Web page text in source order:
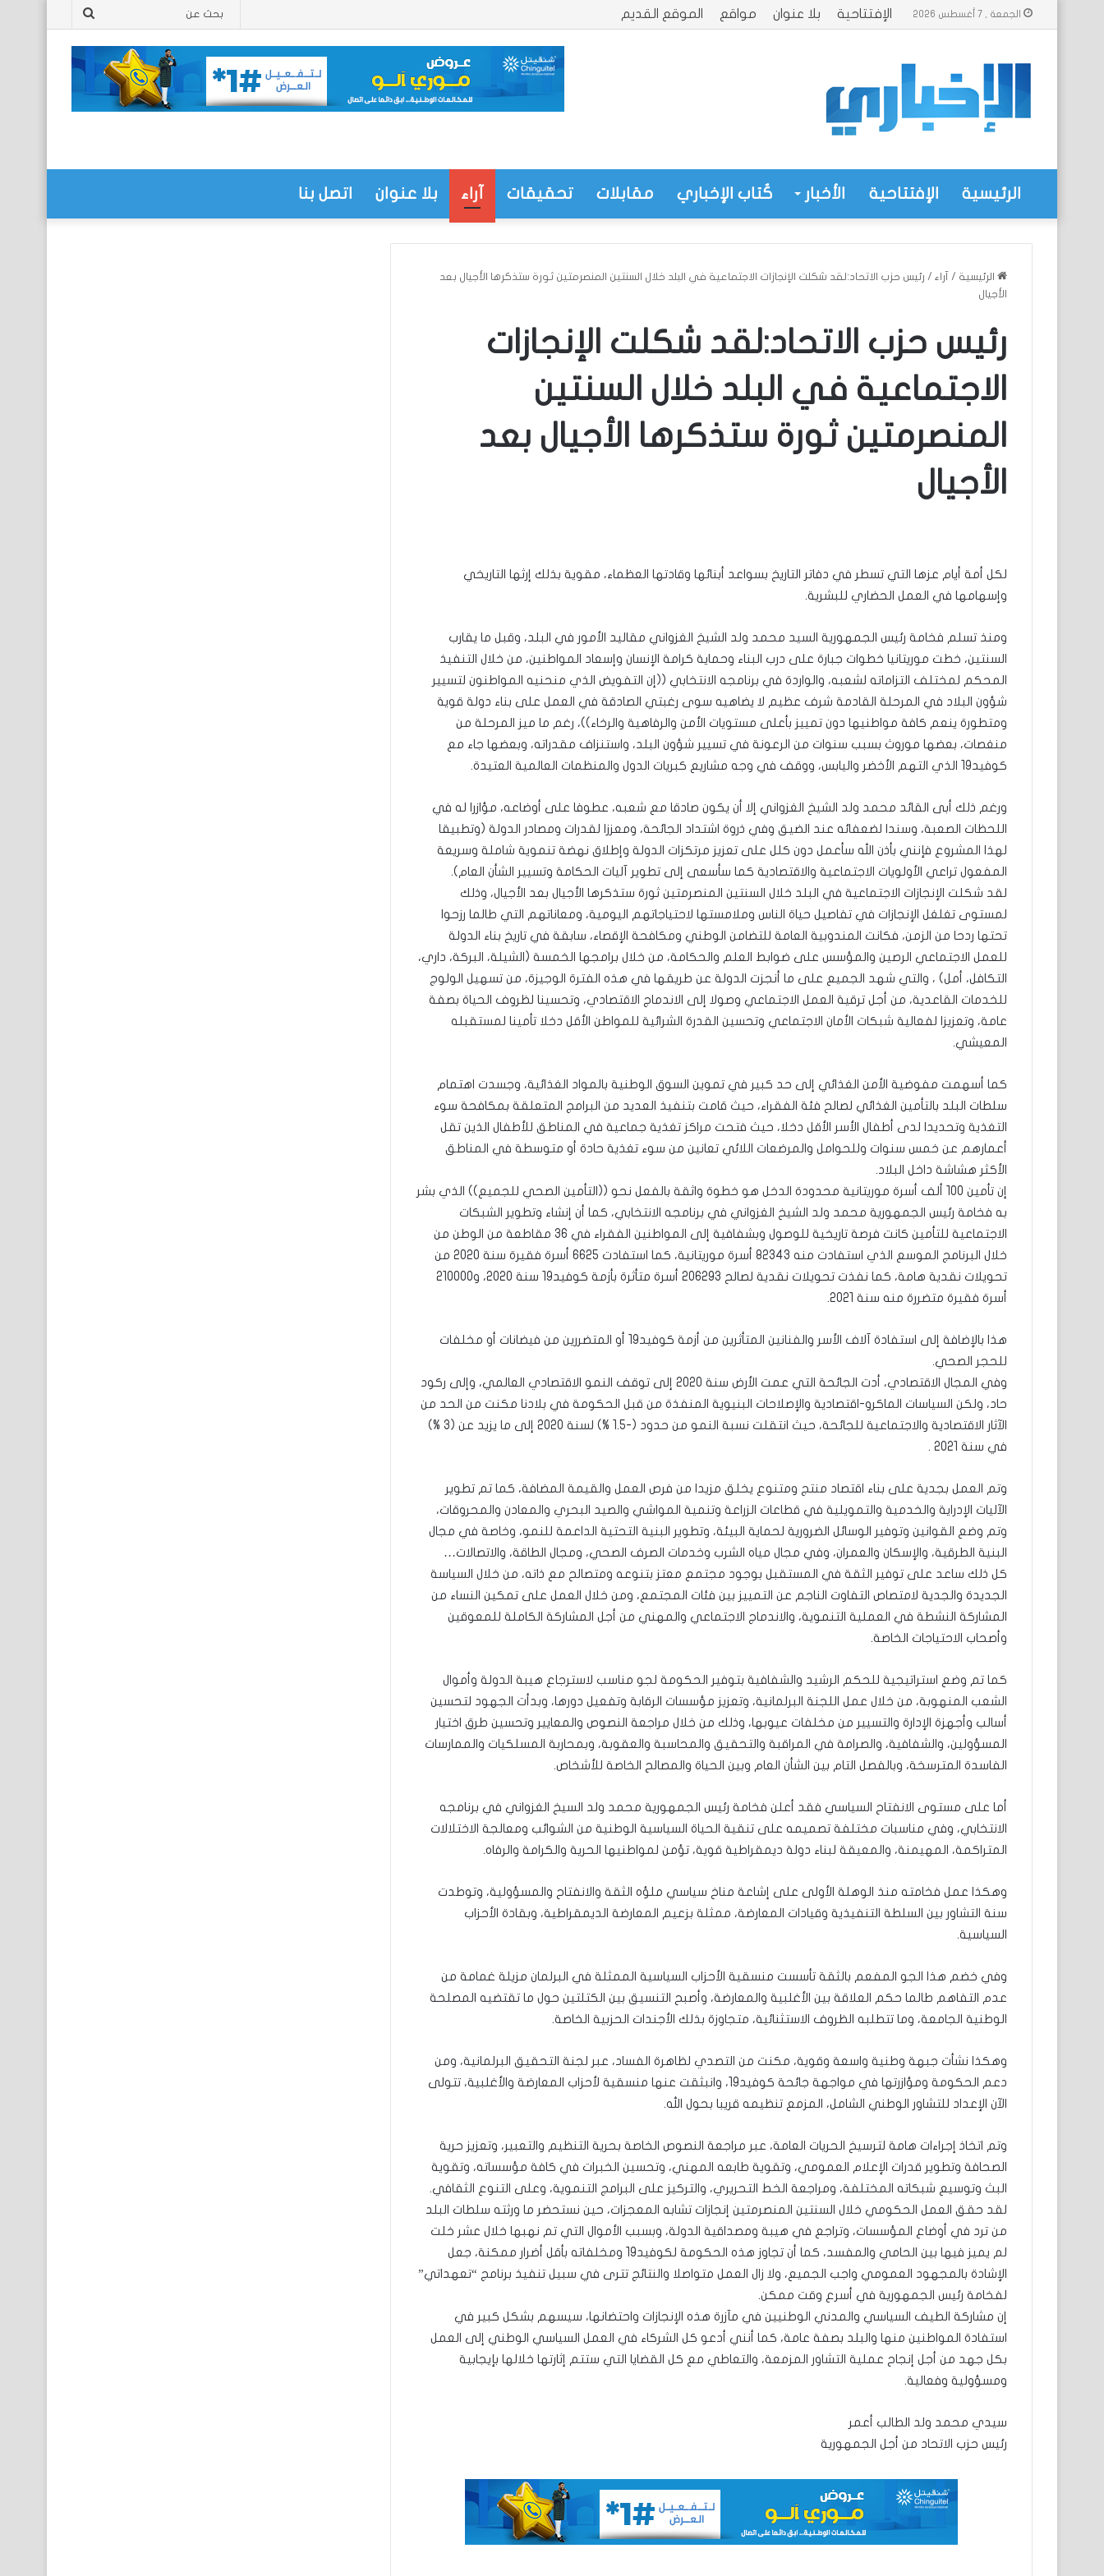
الجمعة , 7 أغسطس 2026 الإفتتاحية بلا عنوان مواقع الموقع القديم بحث
الرئيسية الإفتتاحية الأخبار كُتاب الإخباري مقابلات تحقيقات آراء بلا عنوان اتصل بنا
الرئيسية / آراء / رئيس حزب الاتحاد:لقد شكلت الإنجازات الاجتماعية في البلد خلال السنتين المنصرمتين ثورة ستذكرها الأجيال بعد
الأجيال
رئيس حزب الاتحاد:لقد شكلت الإنجازات
الاجتماعية في البلد خلال السنتين
المنصرمتين ثورة ستذكرها الأجيال بعد
الأجيال
لكل أمة أيام عزها التي تسطر في دفاتر التاريخ بسواعد أبنائها وقادتها العظماء، مقوية بذلك إرثها التاريخي
وإسهامها في العمل الحضاري للبشرية.
ومنذ تسلم فخامة رئيس الجمهورية السيد محمد ولد الشيخ الغزواني مقاليد الأمور في البلد، وقبل ما يقارب
السنتين، خطت موريتانيا خطوات جبارة على درب البناء وحماية كرامة الإنسان وإسعاد المواطنين، من خلال التنفيذ
المحكم لمختلف التزاماته لشعبه، والواردة في برنامجه الانتخابي ((إن التفويض الذي منحنيه المواطنون لتسيير
شؤون البلاد في المرحلة القادمة شرف عظيم لا يضاهيه سوى رغبتي الصادقة في العمل على بناء دولة قوية
ومتطورة ينعم كافة مواطنيها دون تمييز بأعلى مستويات الأمن والرفاهية والرخاء))، رغم ما ميز المرحلة من
منغصات، بعضها موروث بسبب سنوات من الرعونة في تسيير شؤون البلد، واستنزاف مقدراته، وبعضها جاء مع
كوفيد19 الذي التهم الأخضر واليابس، ووقف في وجه مشاريع كبريات الدول والمنظمات العالمية العتيدة.
ورغم ذلك أبى القائد محمد ولد الشيخ الغزواني إلا أن يكون صادقا مع شعبه، عطوفا على أوضاعه، مؤازرا له في
اللحظات الصعبة، وسندا لضعفائه عند الضيق وفي ذروة اشتداد الجائحة، ومعززا لقدرات ومصادر الدولة (وتطبيقا
لهذا المشروع فإنني بأذن الله سأعمل دون كلل على تعزيز مرتكزات الدولة وإطلاق نهضة تنموية شاملة وسريعة
المفعول تراعي الأولويات الاجتماعية والاقتصادية كما سأسعى إلى تطوير آليات الحكامة وتسيير الشأن العام).
لقد شكلت الإنجازات الاجتماعية في البلد خلال السنتين المنصرمتين ثورة ستذكرها الأجيال بعد الأجيال، وذلك
لمستوى تغلغل الإنجازات في تفاصيل حياة الناس وملامستها لاحتياجاتهم اليومية، ومعاناتهم التي طالما رزحوا
تحتها ردحا من الزمن، فكانت المندوبية العامة للتضامن الوطني ومكافحة الإقصاء، سابقة في تاريخ بناء الدولة
للعمل الاجتماعي الرصين والمؤسس على ضوابط العلم والحكامة، من خلال برامجها الخمسة (الشيلة، البركة، داري،
التكافل، أمل) ، والتي شهد الجميع على ما أنجزت الدولة عن طريقها في هذه الفترة الوجيزة، من تسهيل الولوج
للخدمات القاعدية، من أجل ترقية العمل الاجتماعي وصولا إلى الاندماج الاقتصادي، وتحسينا لظروف الحياة بصفة
عامة، وتعزيزا لفعالية شبكات الأمان الاجتماعي وتحسين القدرة الشرائية للمواطن الأقل دخلا تأمينا لمستقبله
المعيشي.
كما أسهمت مفوضية الأمن الغذائي إلى حد كبير في تموين السوق الوطنية بالمواد الغذائية، وجسدت اهتمام
سلطات البلد بالتأمين الغذائي لصالح فئة الفقراء، حيث قامت بتنفيذ العديد من البرامج المتعلقة بمكافحة سوء
التغذية وتحديدا لدى أطفال الأسر الأقل دخلا، حيث فتحت مراكز تغذية جماعية في المناطق للأطفال الذين تقل
أعمارهم عن خمس سنوات وللحوامل والمرضعات اللائي تعانين من سوء تغذية حادة أو متوسطة في المناطق
الأكثر هشاشة داخل البلاد.
إن تأمين 100 ألف أسرة موريتانية محدودة الدخل هو خطوة واثقة بالفعل نحو ((التأمين الصحي للجميع)) الذي بشر
به فخامة رئيس الجمهورية محمد ولد الشيخ الغزواني في برنامجه الانتخابي، كما أن إنشاء وتطوير الشبكات
الاجتماعية للتأمين كانت فرصة تاريخية للوصول وبشفافية إلى المواطنين الفقراء في 36 مقاطعة من الوطن من
خلال البرنامج الموسع الذي استفادت منه 82343 أسرة موريتانية، كما استفادت 6625 أسرة فقيرة سنة 2020 من
تحويلات نقدية هامة، كما نفذت تحويلات نقدية لصالح 206293 أسرة متأثرة بأزمة كوفيد19 سنة 2020، و210000
أسرة فقيرة متضررة منه سنة 2021.
هذا بالإضافة إلى استفادة آلاف الأسر والفنانين المتأثرين من أزمة كوفيد19 أو المتضررين من فيضانات أو مخلفات
للحجر الصحي.
وفي المجال الاقتصادي، أدت الجائحة التي عمت الأرض سنة 2020 إلى توقف النمو الاقتصادي العالمي، وإلى ركود
حاد، ولكن السياسات الماكرو-اقتصادية والإصلاحات البنيوية المنفذة من قبل الحكومة في بلادنا مكنت من الحد من
الآثار الاقتصادية والاجتماعية للجائحة، حيث انتقلت نسبة النمو من حدود (-1.5 %) لسنة 2020 إلى ما يزيد عن (3 %)
في سنة 2021 .
وتم العمل بجدية على بناء اقتصاد منتج ومتنوع يخلق مزيدا من فرص العمل والقيمة المضافة، كما تم تطوير
الآليات الإدراية والخدمية والتمويلية في قطاعات الزراعة وتنمية المواشي والصيد البحري والمعادن والمحروقات،
وتم وضع القوانين وتوفير الوسائل الضرورية لحماية البيئة، وتطوير البنية التحتية الداعمة للنمو، وخاصة في مجال
البنية الطرقية، والإسكان والعمران، وفي مجال مياه الشرب وخدمات الصرف الصحي، ومجال الطاقة، والاتصالات…
كل ذلك ساعد على توفير الثقة في المستقبل بوجود مجتمع معتز بتنوعه ومتصالح مع ذاته، من خلال السياسة
الجديدة والجدية لامتصاص التفاوت الناجم عن التمييز بين فئات المجتمع، ومن خلال العمل على تمكين النساء من
المشاركة النشطة في العملية التنموية، والاندماج الاجتماعي والمهني من أجل المشاركة الكاملة للمعوقين
وأصحاب الاحتياجات الخاصة.
كما تم وضع استراتيجية للحكم الرشيد والشفافية بتوفير الحكومة لجو مناسب لاسترجاع هيبة الدولة وأموال
الشعب المنهوبة، من خلال عمل اللجنة البرلمانية، وتعزيز مؤسسات الرقابة وتفعيل دورها، وبدأت الجهود لتحسين
أسالب وأجهزة الإدارة والتسيير من مخلفات عيوبها، وذلك من خلال مراجعة النصوص والمعايير وتحسين طرق اختيار
المسؤولين، والشفافية، والصرامة في المراقبة والتحقيق والمحاسبة والعقوبة، وبمحاربة المسلكيات والممارسات
الفاسدة المترسخة، وبالفصل التام بين الشأن العام وبين الحياة والمصالح الخاصة للأشخاص.
أما على مستوى الانفتاح السياسي فقد أعلن فخامة رئيس الجمهورية محمد ولد السيخ الغزواني في برنامجه
الانتخابي، وفي مناسبات مختلفة تصميمه على تنقية الحياة السياسية الوطنية من الشوائب ومعالجة الاختلالات
المتراكمة، المهيمنة، والمعيقة لبناء دولة ديمقراطية قوية، تؤمن لمواطنيها الحرية والكرامة والرفاه.
وهكذا عمل فخامته منذ الوهلة الأولى على إشاعة مناخ سياسي ملؤه الثقة والانفتاح والمسؤولية، وتوطدت
سنة التشاور بين السلطة التنفيذية وقيادات المعارضة، ممثلة بزعيم المعارضة الديمقراطية، وبقادة الأحزاب
السياسية.
وفي خضم هذا الجو المفعم بالثقة تأسست منسقية الأحزاب السياسية الممثلة في البرلمان مزيلة غمامة من
عدم التفاهم طالما حكم العلاقة بين الأغلبية والمعارضة، وأصبح التنسيق بين الكتلتين حول ما تقتضيه المصلحة
الوطنية الجامعة، وما تتطلبه الظروف الاستثنائية، متجاوزة بذلك الأجندات الحزبية الخاصة.
وهكذا نشأت جبهة وطنية واسعة وقوية، مكنت من التصدي لظاهرة الفساد، عبر لجنة التحقيق البرلمانية، ومن
دعم الحكومة ومؤازرتها في مواجهة جائحة كوفيد19، وانبثقت عنها منسقية لأحزاب المعارضة والأغلبية، تتولى
الآن الإعداد للتشاور الوطني الشامل، المزمع تنظيمه قريبا بحول الله.
وتم اتخاذ إجراءات هامة لترسيخ الحريات العامة، عبر مراجعة النصوص الخاصة بحرية التنظيم والتعبير، وتعزيز حرية
الصحافة وتطوير قدرات الإعلام العمومي، وتقوية طابعه المهني، وتحسين الخبرات في كافة مؤسساته، وتقوية
البث وتوسيع شبكاته المختلفة، ومراجعة الخط التحريري، والتركيز على البرامج التنموية، وعلى التنوع الثقافي.
لقد حقق العمل الحكومي خلال السنتين المنصرمتين إنجازات تشابه المعجزات، حين نستحضر ما ورثته سلطات البلد
من ترد في أوضاع المؤسسات، وتراجع في هيبة ومصداقية الدولة، وبسبب الأموال التي تم نهبها خلال عشر خلت
لم يميز فيها بين الحامي والمفسد، كما أن تجاوز هذه الحكومة لكوفيد19 ومخلفاته بأقل أضرار ممكنة، جعل
الإشادة بالمجهود العمومي واجب الجميع، ولا زال العمل متواصلا والنتائج تترى في سبيل تنفيذ برنامج “تعهداتي”
لفخامة رئيس الجمهورية في أسرع وقت ممكن.
إن مشاركة الطيف السياسي والمدني الوطنيين في مآزرة هذه الإنجازات واحتضانها، سيسهم بشكل كبير في
استفادة المواطنين منها والبلد بصفة عامة، كما أنني أدعو كل الشركاء في العمل السياسي الوطني إلى العمل
بكل جهد من أجل إنجاح عملية التشاور المزمعة، والتعاطي مع كل القضايا التي ستتم إثارتها خلالها بإيجابية
ومسؤولية وفعالية.
سيدي محمد ولد الطالب أعمر
رئيس حزب الاتحاد من أجل الجمهورية
“الإسلاميون والقضية اللغوية” ..نظرة في
مؤتمر صحفي مفصلي لرئيس الجمهورية/
الدكتور محمدو ولد احظانا
عبد الناصر وثورة 23 يوليو أمة تلد القمم